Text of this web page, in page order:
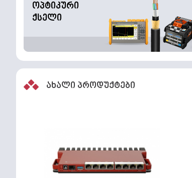
ოპტიკური
ქსელი
ახალი პროდუქტები